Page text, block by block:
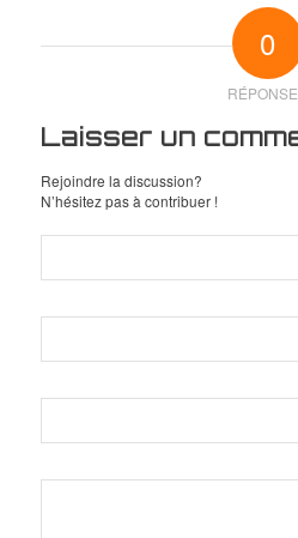
0
Laisser un
Rejoindre la discussion?
N’hésitez pas à contribuer !